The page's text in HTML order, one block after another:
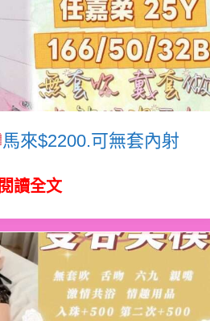
馬來$2200.可無套內射
閱讀全文